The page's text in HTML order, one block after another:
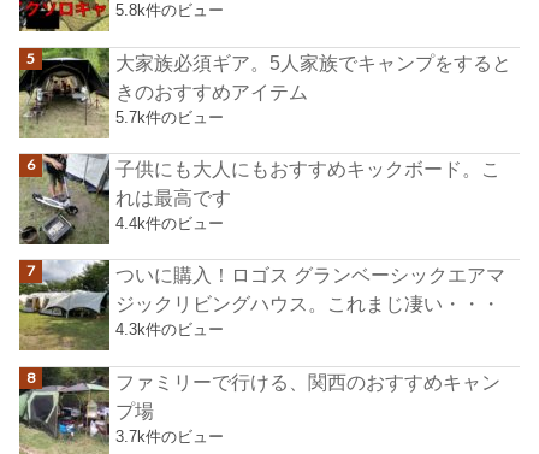
5.8k件のビュー
大家族必須ギア。5人家族でキャンプをすると
きのおすすめアイテム
5.7k件のビュー
子供にも大人にもおすすめキックボード。こ
れは最高です
4.4k件のビュー
ついに購入！ロゴス グランベーシックエアマ
ジックリビングハウス。これまじ凄い・・・
4.3k件のビュー
ファミリーで行ける、関西のおすすめキャン
プ場
3.7k件のビュー